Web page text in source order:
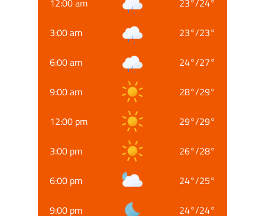
12:00 am
23°/24°
3:00 am 23°/23°
6:00 am 24°/27°
9:00 am 28°/29°
12:00 pm 29°/29°
3:00 pm 26°/28°
6:00 pm 24°/25°
9:00 pm 24°/24°